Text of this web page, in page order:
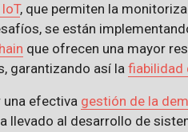
, que permiten la
se están
que ofrecen una mayor
garantizando así la fiabilidad
una efectiva gestión de la
llevado al desarrollo de